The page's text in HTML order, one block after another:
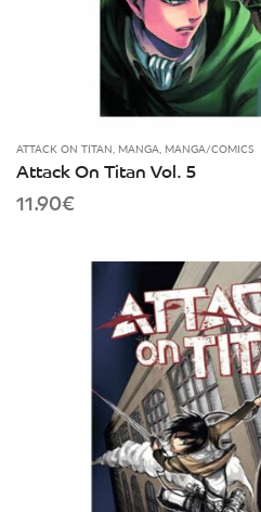
ATTACK ON TITAN, MANGA, MANGA/COMICS
Attack On Titan Vol. 5
11.90€